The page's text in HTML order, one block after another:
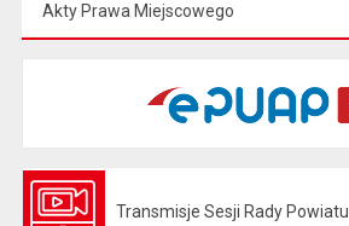
Akty Prawa Miejscowego
Transmisje Sesji Rady Powiatu